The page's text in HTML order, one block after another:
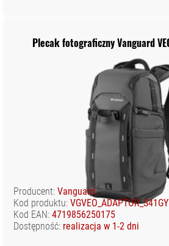
Plecak fotograficzny Vanguard
Producent: Vanguard
Kod produktu: VGVEO_ADAPTOR_S41GY
Kod EAN: 4719856250175
Dostępność: realizacja w 1-2 dni